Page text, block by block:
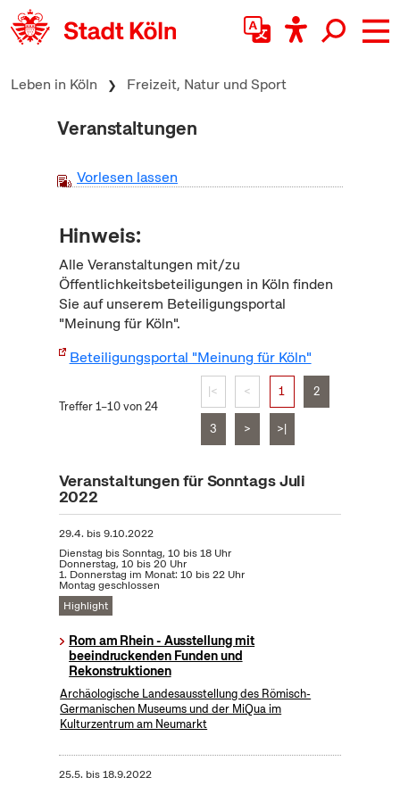
zum Inhalt springen
Leben in Köln Freizeit, Natur und Sport
Veranstaltungen
Vorlesen lassen
Hinweis:
Alle Veranstaltungen mit/zu
Öffentlichkeitsbeteiligungen in Köln finden
Sie auf unserem Beteiligungsportal
"Meinung für Köln".
Beteiligungsportal "Meinung für Köln"
Treffer 1–10 von 24
|< < 1 2
3 > >|
Veranstaltungen für Sonntags Juli
2022
29.4. bis9.10.2022
Dienstag bis Sonntag, 10 bis 18 Uhr
Donnerstag, 10 bis 20 Uhr
1. Donnerstag im Monat: 10 bis 22 Uhr
Montag geschlossen
Highlight
Rom am Rhein - Ausstellung mit
beeindruckenden Funden und
Rekonstruktionen
Archäologische Landesausstellung des Römisch-
Germanischen Museums und der MiQua im
Kulturzentrum am Neumarkt
25.5. bis18.9.2022